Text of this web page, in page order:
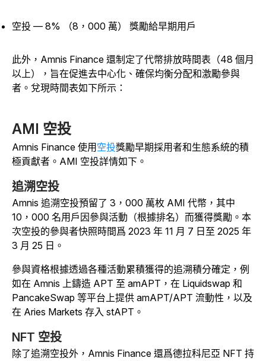
空投 — 8% （8，000 萬） 獎勵給早期用戶
此外，Amnis Finance 還制定了代幣排放時間表（48 個月
以上），旨在促進去中心化、確保均衡分配和激勵參與
者。兌現時間表如下所示：
AMI 空投
Amnis Finance 使用 空投獎勵早期採用者和生態系統的積
極貢獻者。AMI 空投詳情如下。
追溯空投
Amnis 追溯空投預留了 3，000 萬枚 AMI 代幣，其中
10，000 名用戶因參與活動（根據排名）而獲得獎勵。本
次空投的參與者快照時間爲 2023 年 11 月 7 日至 2025 年
3 月 25 日。
參與資格根據透過各種活動累積獲得的追溯積分確定，例
如在 Amnis 上鑄造 APT 至 amAPT，在 Liquidswap 和
PancakeSwap 等平台上提供 amAPT/APT 流動性，以及
在 Aries Markets 存入 stAPT。
NFT 空投
除了追溯空投外，Amnis Finance 還爲德拉科尼亞 NFT 持